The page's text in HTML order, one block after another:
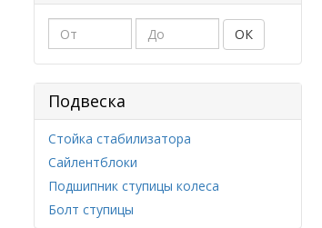
ОК
Подвеска
Стойка стабилизатора
Сайлентблоки
Подшипник ступицы колеса
Болт ступицы